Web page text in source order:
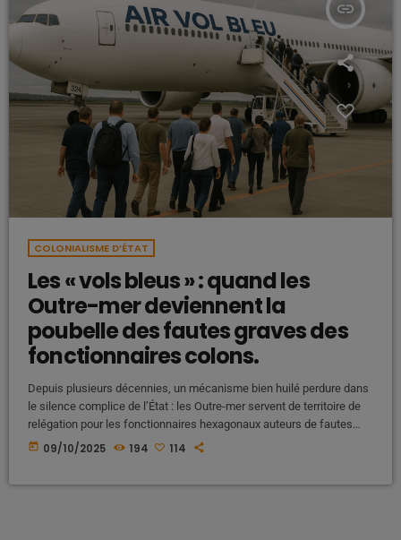
insert_link
COLONIALISME D’ÉTAT
Les « vols bleus » : quand les
Outre-mer deviennent la
poubelle des fautes graves des
fonctionnaires colons.
Depuis plusieurs décennies, un mécanisme bien huilé perdure dans
le silence complice de l’État : les Outre-mer servent de territoire de
relégation pour les fonctionnaires hexagonaux auteurs de fautes
graves. Ces affectations, que certains surnomment ironiquement
today 09/10/2025 194 114